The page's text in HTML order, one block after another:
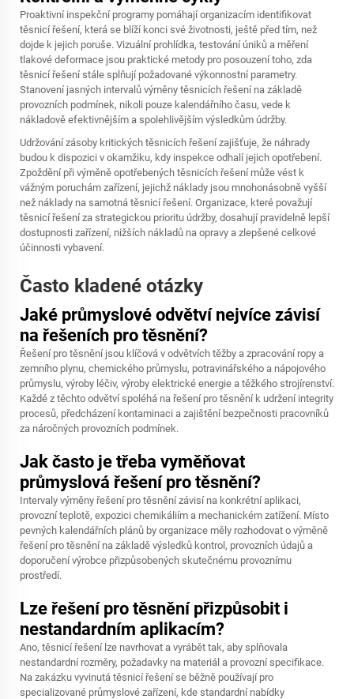
Proaktivní inspekční programy pomáhají organizacím identifikovat
těsnicí řešení, která se blíží konci své životnosti, ještě před tím, než
dojde k jejich poruše. Vizuální prohlídka, testování úniků a měření
tlakové deformace jsou praktické metody pro posouzení toho, zda
těsnicí řešení stále splňují požadované výkonnostní parametry.
Stanovení jasných intervalů výměny těsnicích řešení na základě
provozních podmínek, nikoli pouze kalendářního času, vede k
nákladově efektivnějším a spolehlivějším výsledkům údržby.
Udržování zásoby kritických těsnicích řešení zajišťuje, že náhrady
budou k dispozici v okamžiku, kdy inspekce odhalí jejich opotřebení.
Zpoždění při výměně opotřebených těsnicích řešení může vést k
vážným poruchám zařízení, jejichž náklady jsou mnohonásobně vyšší
než náklady na samotná těsnicí řešení. Organizace, které považují
těsnicí řešení za strategickou prioritu údržby, dosahují pravidelně lepší
dostupnosti zařízení, nižších nákladů na opravy a zlepšené celkové
účinnosti vybavení.
Často kladené otázky
Jaké průmyslové odvětví nejvíce závisí
na řešeních pro těsnění?
Řešení pro těsnění jsou klíčová v odvětvích těžby a zpracování ropy a
zemního plynu, chemického průmyslu, potravinářského a nápojového
průmyslu, výroby léčiv, výroby elektrické energie a těžkého strojírenství.
Každé z těchto odvětví spoléhá na řešení pro těsnění k udržení integrity
procesů, předcházení kontaminaci a zajištění bezpečnosti pracovníků
za náročných provozních podmínek.
Jak často je třeba vyměňovat
průmyslová řešení pro těsnění?
Intervaly výměny řešení pro těsnění závisí na konkrétní aplikaci,
provozní teplotě, expozici chemikáliím a mechanickém zatížení. Místo
pevných kalendářních plánů by organizace měly rozhodovat o výměně
řešení pro těsnění na základě výsledků kontrol, provozních údajů a
doporučení výrobce přizpůsobených skutečnému provoznímu
prostředí.
Lze řešení pro těsnění přizpůsobit i
nestandardním aplikacím?
Ano, těsnicí řešení lze navrhovat a vyrábět tak, aby splňovala
nestandardní rozměry, požadavky na materiál a provozní specifikace.
Na zakázku vyvinutá těsnicí řešení se běžně používají pro
specializované průmyslové zařízení, kde standardní nabídky